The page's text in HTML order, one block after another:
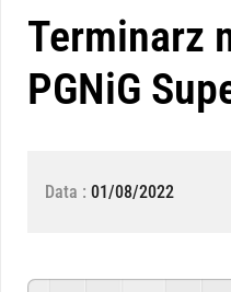
Terminarz
PGNiG
Data : 01/08/2022